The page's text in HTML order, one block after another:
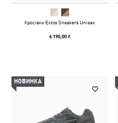
Кросівки Extos Sneakers Unisex
6 190,00 ₴
НОВИНКА